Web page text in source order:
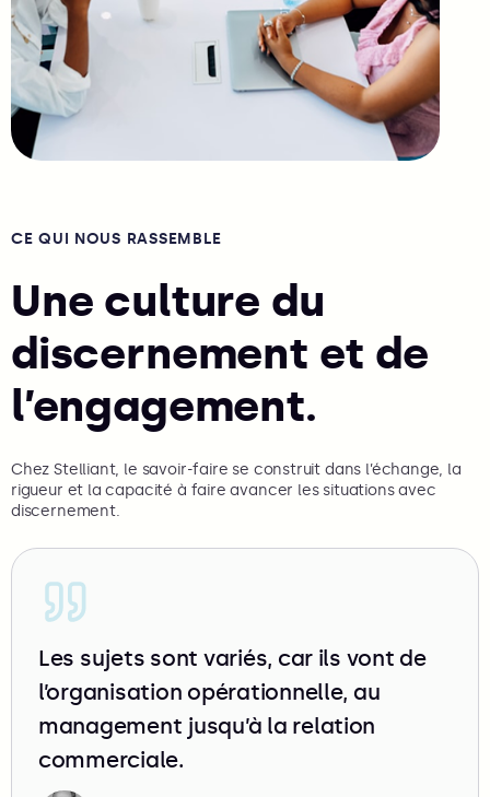
CE QUI NOUS RASSEMBLE
Une culture du
discernement et de
l’engagement.
Chez Stelliant, le savoir-faire se construit dans l’échange, la
rigueur et la capacité à faire avancer les situations avec
discernement.
Les sujets sont variés, car ils vont de
l’organisation opérationnelle, au
management jusqu’à la relation
commerciale.